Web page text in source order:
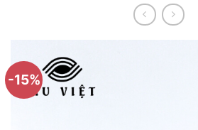
-15%